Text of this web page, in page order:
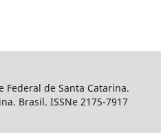
Federal de Santa Catarina.
Brasil. ISSNe 2175-7917